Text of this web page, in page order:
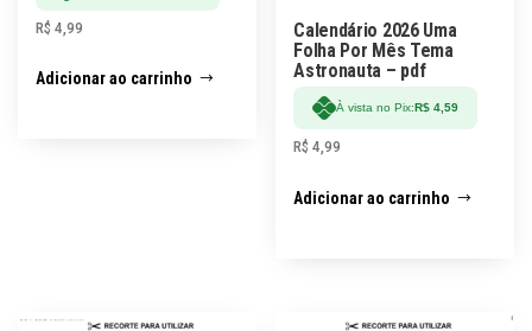
R$ 4,99
Adicionar ao carrinho
Calendário 2026 Uma
Folha Por Mês Tema
Astronauta – pdf
À vista no Pix:R$ 4,59
R$ 4,99
Adicionar ao carrinho